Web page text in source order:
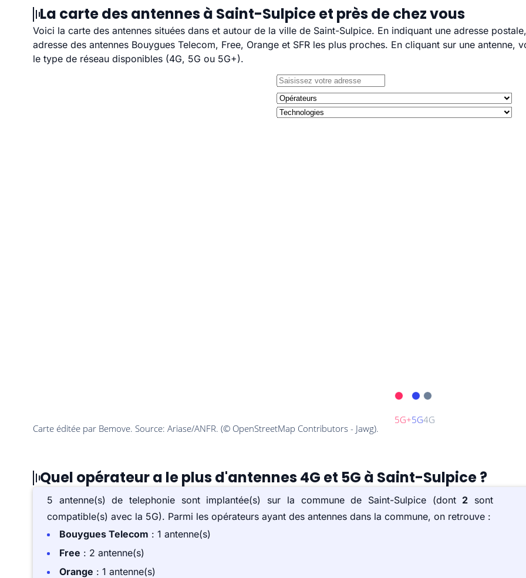
La carte des antennes à Saint-Sulpice et près de chez vous
Voici la carte des antennes situées dans et autour de la ville de Saint-Sulpice. En indiquant une adresse
adresse des antennes Bouygues Telecom, Free, Orange et SFR les plus proches. En cliquant sur une
le type de réseau disponibles (4G, 5G ou 5G+).
Quel opérateur a le plus d'antennes 4G et 5G à Saint-Sulpice ?
5 antenne(s) de telephonie sont implantée(s) sur la commune de Saint-Sulpice (dont 2 sont
compatible(s) avec la 5G). Parmi les opérateurs ayant des antennes dans la commune, on retrouve :
Bouygues Telecom : 1 antenne(s)
Free : 2 antenne(s)
Orange : 1 antenne(s)